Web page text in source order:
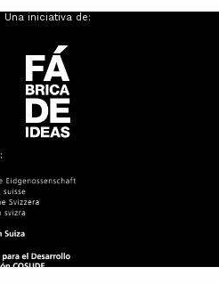
Una iniciativa de: